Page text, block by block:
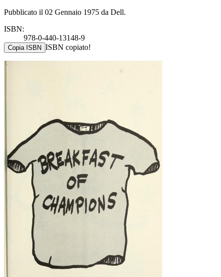
Pubblicato il 02 Gennaio 1975 da Dell.
ISBN:
978-0-440-13148-9
Copia ISBN ISBN copiato!